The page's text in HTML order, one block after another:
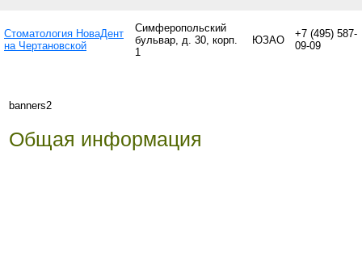
Стоматология НоваДент
на Чертановской
Симферопольский
бульвар, д. 30, корп.
1
ЮЗАО
+7 (495) 587-
09-09
banners2
Общая информация